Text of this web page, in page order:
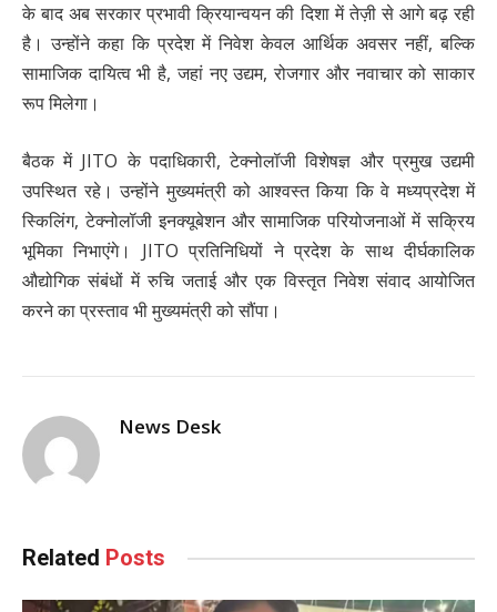
के बाद अब सरकार प्रभावी क्रियान्वयन की दिशा में तेज़ी से आगे बढ़ रही
है। उन्होंने कहा कि प्रदेश में निवेश केवल आर्थिक अवसर नहीं, बल्कि
सामाजिक दायित्व भी है, जहां नए उद्यम, रोजगार और नवाचार को साकार
रूप मिलेगा।
बैठक में JITO के पदाधिकारी, टेक्नोलॉजी विशेषज्ञ और प्रमुख उद्यमी
उपस्थित रहे। उन्होंने मुख्यमंत्री को आश्वस्त किया कि वे मध्यप्रदेश में
स्किलिंग, टेक्नोलॉजी इनक्यूबेशन और सामाजिक परियोजनाओं में सक्रिय
भूमिका निभाएंगे। JITO प्रतिनिधियों ने प्रदेश के साथ दीर्घकालिक
औद्योगिक संबंधों में रुचि जताई और एक विस्तृत निवेश संवाद आयोजित
करने का प्रस्ताव भी मुख्यमंत्री को सौंपा।
News Desk
Related Posts